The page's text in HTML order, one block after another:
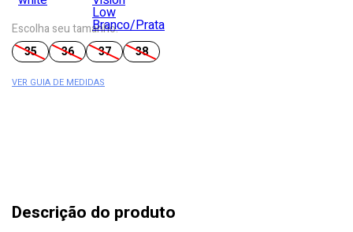
Escolha seu tamanho:
35
36 37 38
VER GUIA DE MEDIDAS
Descrição do produto